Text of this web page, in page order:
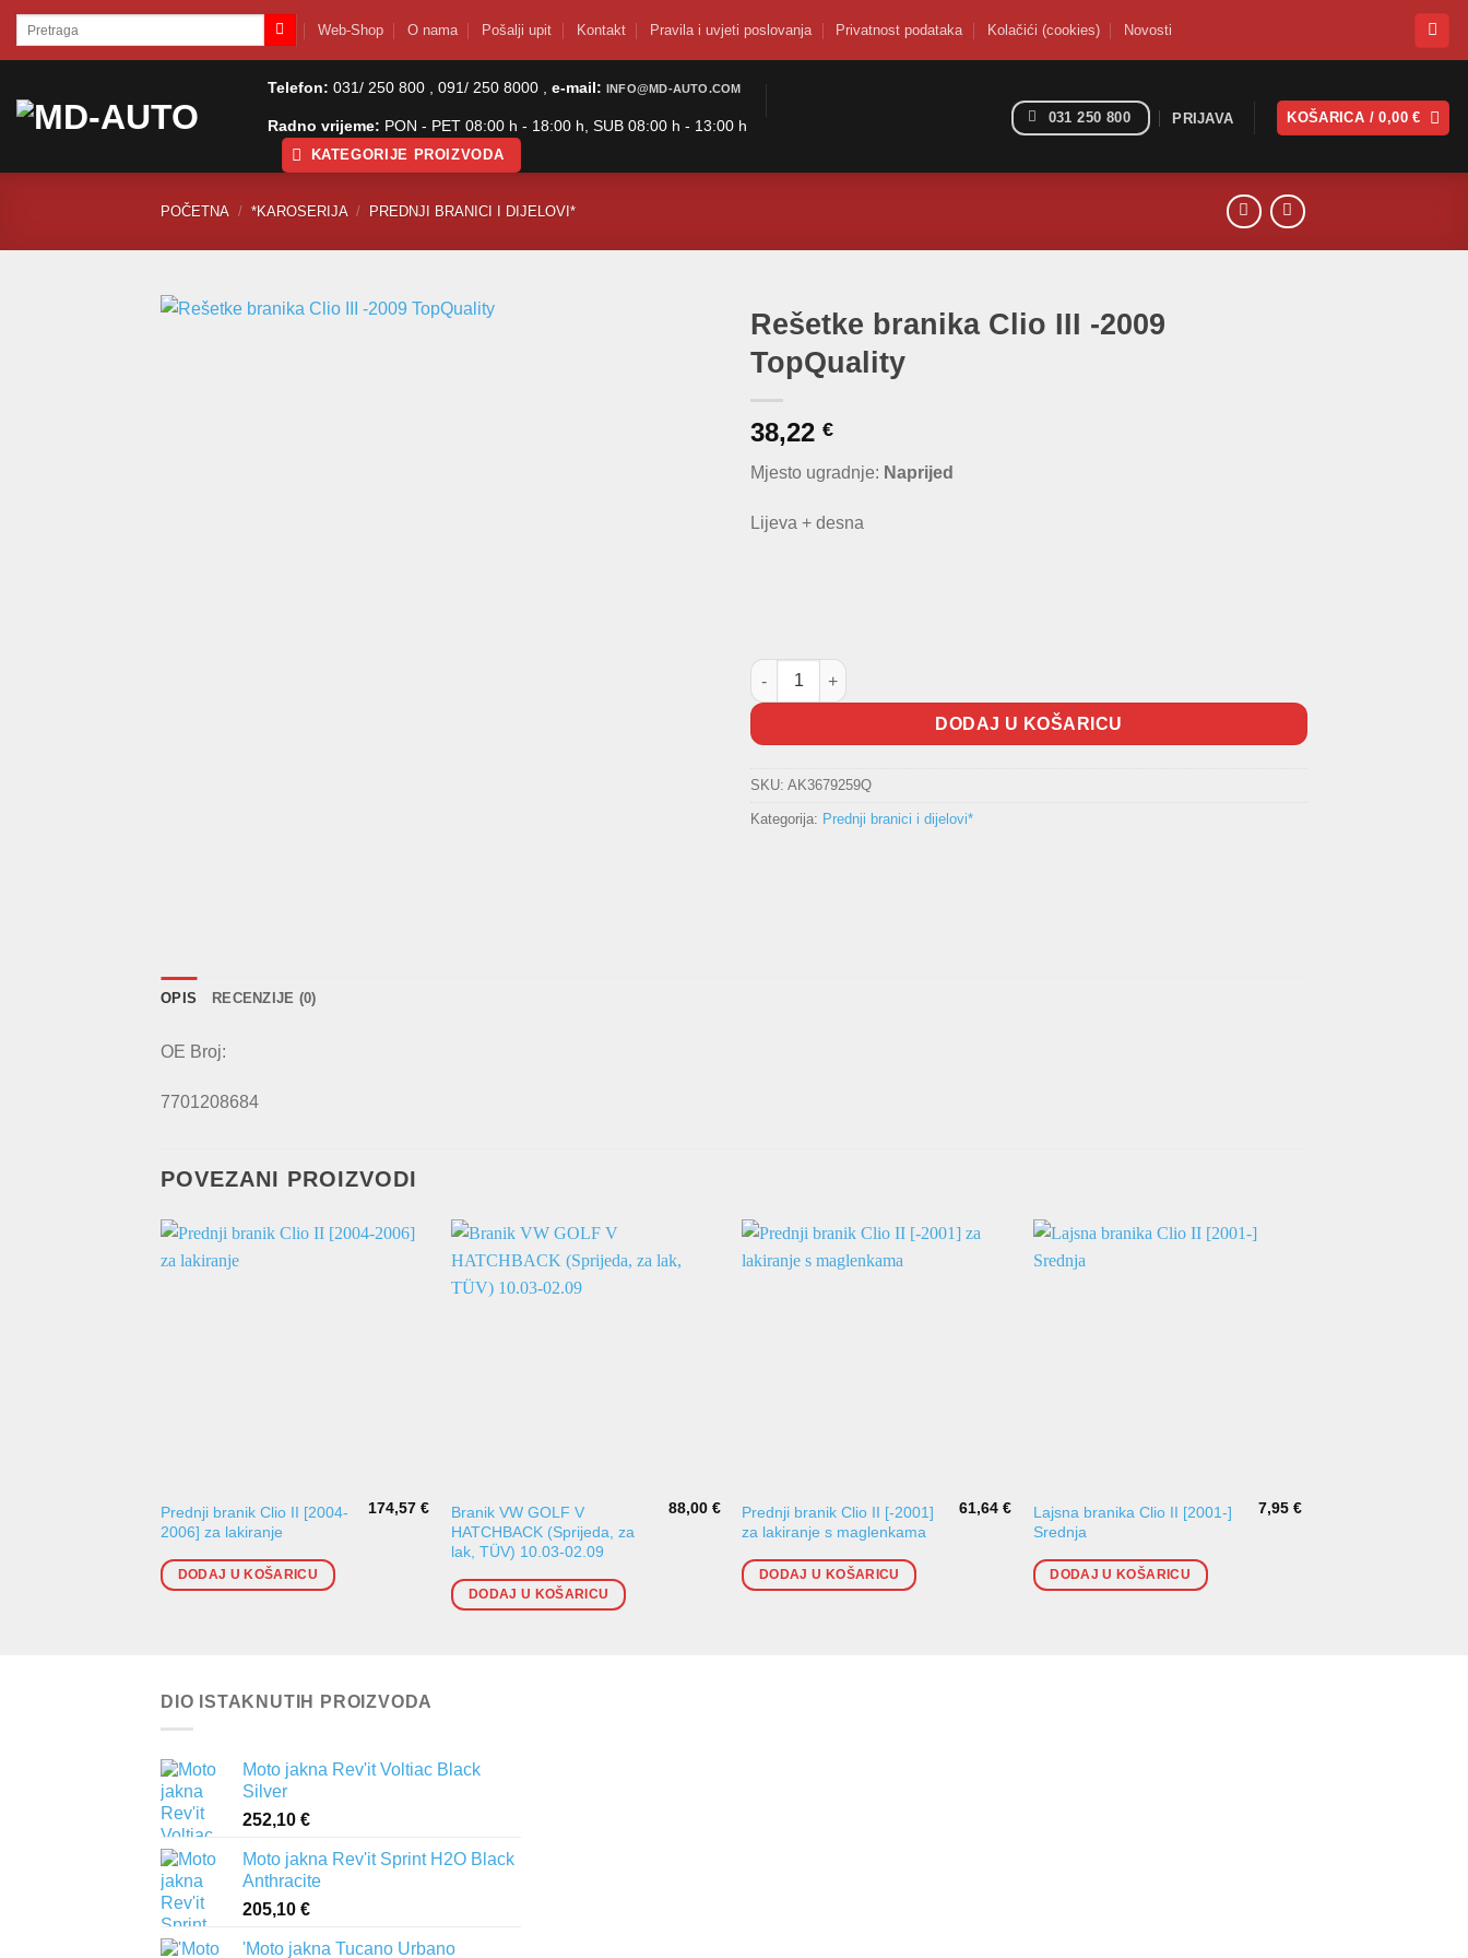
SkipPretraži: Web-Shop O nama Pošalji upit Kontakt Pravila i uvjeti poslovanja Privatnost podataka Kolačići (cookies) Novosti
Telefon: 031/ 250 800 , 091/ 250 8000 , e-mail: INFO@MD-AUTO.COM
Radno vrijeme: PON - PET 08:00 h - 18:00 h, SUB 08:00 h - 13:00 h
KATEGORIJE PROIZVODA
031 250 800 PRIJAVA KOŠARICA /0,00€
POČETNA / *KAROSERIJA / PREDNJI BRANICI I DIJELOVI*
Rešetke branika Clio III -2009
TopQuality
38,22 €
Mjesto ugradnje: Naprijed
Lijeva + desna
Rešetke branika Clio III -2009 TopQuality količina
DODAJ U KOŠARICU
SKU: AK3679259Q
Kategorija: Prednji branici i dijelovi*
OPIS RECENZIJE (0)
OE Broj:
7701208684
POVEZANI PROIZVODI
Prednji branik Clio II [2004-
2006] za lakiranje
174,57€
DODAJ U KOŠARICU
Branik VW GOLF V
HATCHBACK (Sprijeda, za
lak, TÜV) 10.03-02.09
88,00 €
DODAJ U KOŠARICU
Prednji branik Clio II [-2001]
za lakiranje s maglenkama
61,64 €
DODAJ U KOŠARICU
Lajsna branika Clio II [2001-]
Srednja
7,95€
DODAJ U KOŠARICU
DIO ISTAKNUTIH PROIZVODA
Moto jakna Rev'it Voltiac Black
Silver
252,10 €
Moto jakna Rev'it Sprint H2O Black
Anthracite
205,10 €
'Moto jakna Tucano Urbano